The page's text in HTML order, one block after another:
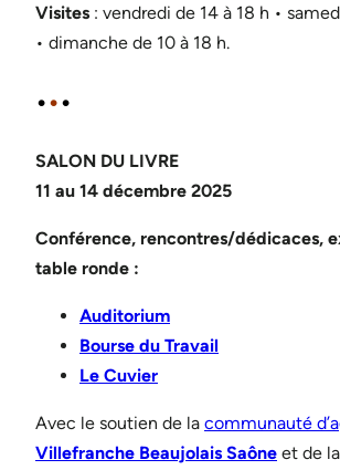
Visites : vendredi de 14 à 18 h •
• dimanche de 10 à 18 h.
•••
SALON DU LIVRE
11 au 14 décembre 2025
Conférence, rencontres/dédicaces,
table ronde :
Auditorium
Bourse du Travail
Le Cuvier
Avec le soutien de la communauté
Villefranche Beaujolais Saône et de